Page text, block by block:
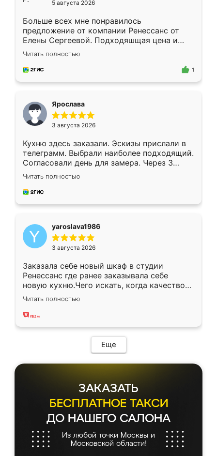
5 августа 2026
Больше всех мне понравилось
предложение от компании Ренессанс от
Елены Сергеевой. Подходяшщая цена и
короткие сроки изготовления. Приехавший
для замера сотрудник Владислав
предложил по моему эскизу самый
Читать полностью
1
Ярослава
3 августа 2026
Кухню здесь заказали. Эскизы прислали в
телеграмм. Выбрали наиболее подходящий.
Согласовали день для замера. Через 3
недели кухня была уже готова. Остались
довольны работой. Спасибо Ренессанс
мебель за качественную работу!
Читать полностью
yaroslava1986
3 августа 2026
Заказала себе новый шкаф в студии
Ренессанс где ранее заказывала себе
новую кухню.Чего искать, когда качеством
вполне довольна. Служит кухня уже почти
два года, нареканий нет.
Читать полностью
Еще
ЗАКАЗАТЬ
БЕСПЛАТНОЕ ТАКСИ
ДО НАШЕГО САЛОНА
Из любой точки Москвы и
Московской области!